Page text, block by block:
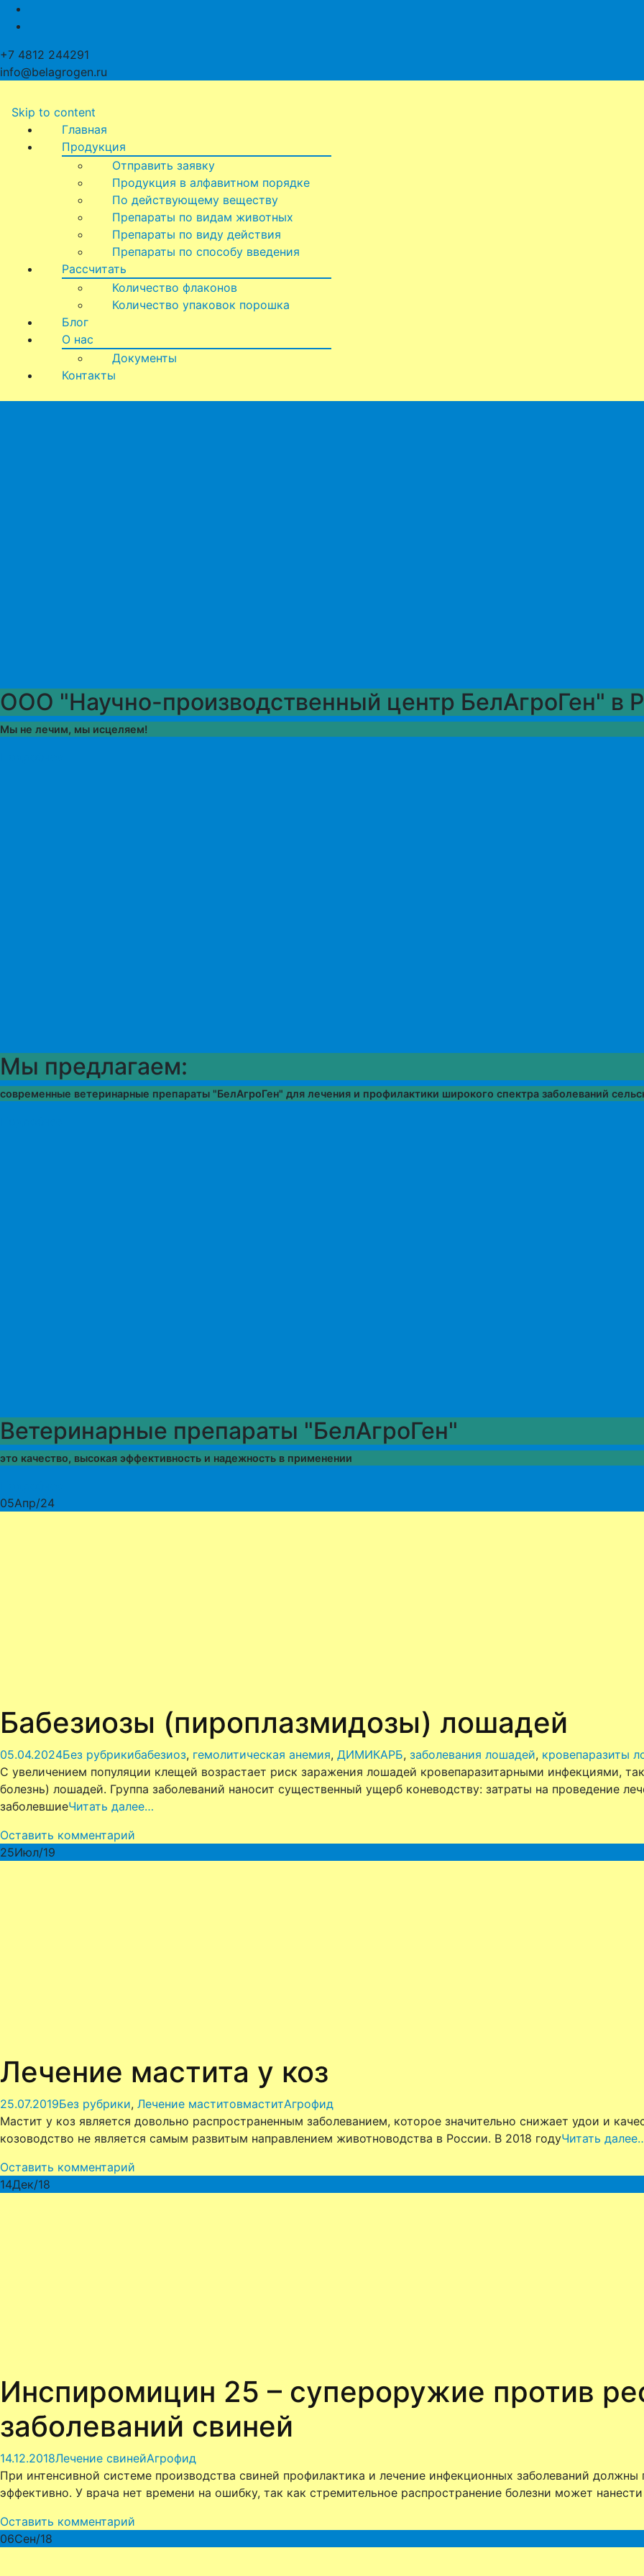
+7 4812 244291
info@belagrogen.ru
Skip to content
Главная
Продукция
Отправить заявку
Продукция в алфавитном порядке
По действующему веществу
Препараты по видам животных
Препараты по виду действия
Препараты по способу введения
Рассчитать
Количество флаконов
Количество упаковок порошка
Блог
О нас
Документы
Контакты
ООО "Научно-производственный центр БелАгроГен" в
Мы не лечим, мы исцеляем!
Мы предлагаем:
современные ветеринарные препараты "БелАгроГен" для лечения и профилактики широкого спектра заболеваний
Ветеринарные препараты "БелАгроГен"
это качество, высокая эффективность и надежность в применении
05Апр/24
Бабезиозы (пироплазмидозы) лошадей
05.04.2024Без рубрикибабезиоз, гемолитическая анемия, ДИМИКАРБ, заболевания лошадей, кровепаразиты
С увеличением популяции клещей возрастает риск заражения лошадей кровепаразитарными инфекциями,
болезнь) лошадей. Группа заболеваний наносит существенный ущерб коневодству: затраты на проведение
заболевшиеЧитать далее…
Оставить комментарий
25Июл/19
Лечение мастита у коз
25.07.2019Без рубрики, Лечение маститовмаститАгрофид
Мастит у коз является довольно распространенным заболеванием, которое значительно снижает удои и
козоводство не является самым развитым направлением животноводства в России. В 2018 годуЧитать
Оставить комментарий
14Дек/18
Инспиромицин 25 – супероружие против
заболеваний свиней
14.12.2018Лечение свинейАгрофид
При интенсивной системе производства свиней профилактика и лечение инфекционных заболеваний
эффективно. У врача нет времени на ошибку, так как стремительное распространение болезни может
Оставить комментарий
06Сен/18